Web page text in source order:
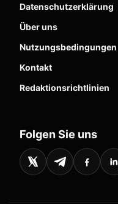
Datenschutzerklärung
Über uns
Nutzungsbedingungen
Kontakt
Redaktionsrichtlinien
Folgen Sie uns